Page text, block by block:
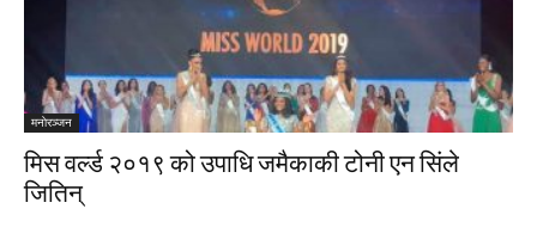
मनाेरञ्जन
मिस वर्ल्ड २०१९ को उपाधि जमैकाकी टोनी एन सिंले
जितिन्